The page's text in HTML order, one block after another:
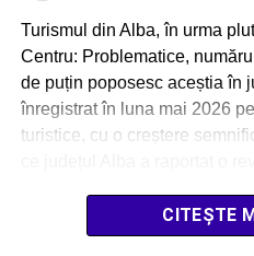
Turismul din Alba, în urma
Centru: Problematice,
de puțin poposesc aceștia în
înregistrat în luna mai 2026
turistice, cu o creștere
CITEȘTE